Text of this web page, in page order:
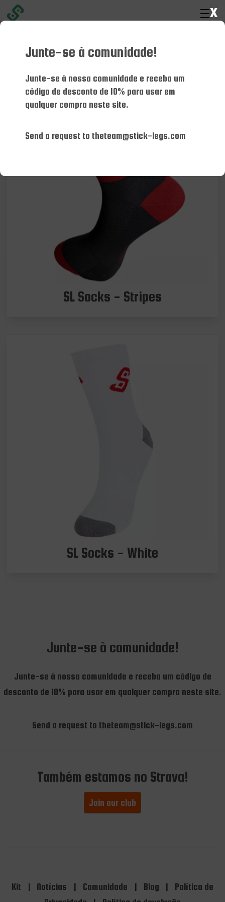
Kit Uniforme da equipe
SL Socks - Stripes
SL Socks - White
Junte-se à comunidade!
Junte-se à nossa comunidade e receba um código de
desconto de 10% para usar em qualquer compra neste site.
Send a request to theteam@stick-legs.com
Também estamos no Strava!
Join our club
Kit | Notícias | Comunidade | Blog |
Política de
x
Junte-se à comunidade!
Junte-se à nossa comunidade e receba um
código de desconto de 10% para usar em
qualquer compra neste site.
Send a request to theteam@stick-legs.com